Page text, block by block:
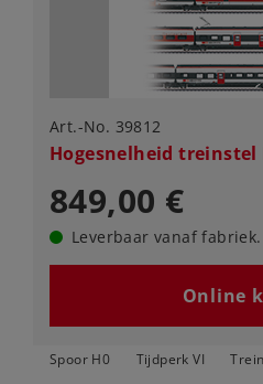
Art.-No. 39812
Hogesnelheid treinstel
849,00 €
Leverbaar vanaf fabriek.
Online
Spoor H0 Tijdperk VI